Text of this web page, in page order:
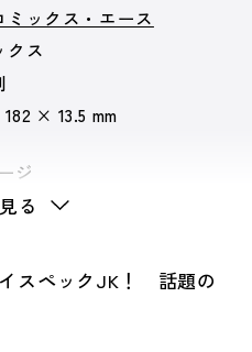
ミックス・エース
クス
× 13.5 mm
ジ
る
スペックJK！ 話題の